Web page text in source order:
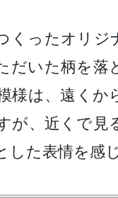
くったオリジ
だいた柄を落
様は、遠くか
が、近くで見
した表情を感